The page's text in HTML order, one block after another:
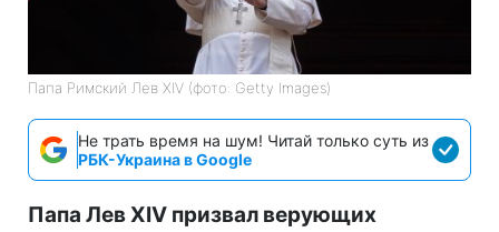
Папа Римский Лев XIV (фото: Getty Images)
Не трать время на шум! Читай только суть из
РБК-Украина в Google
Папа Лев XIV призвал верующих